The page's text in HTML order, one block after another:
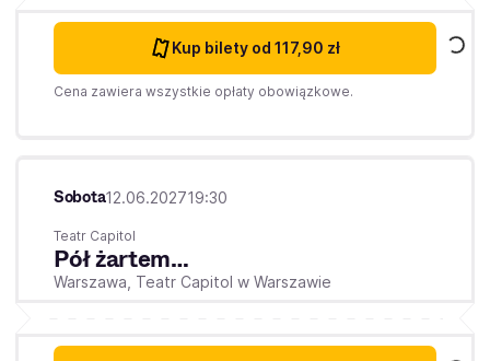
Kup bilety od 117,90 zł
Cena zawiera wszystkie opłaty obowiązkowe.
Sobota12.06.202719:30
Teatr Capitol
Pół żartem…
Warszawa, Teatr Capitol w Warszawie